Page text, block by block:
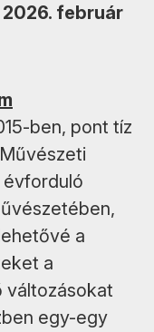
2026. február
ben, pont tíz
évforduló
a
a
egy-egy